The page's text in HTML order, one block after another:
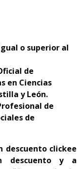
o superior al
de
en Ciencias
y León.
de
de
descuento clickee
descuento y a